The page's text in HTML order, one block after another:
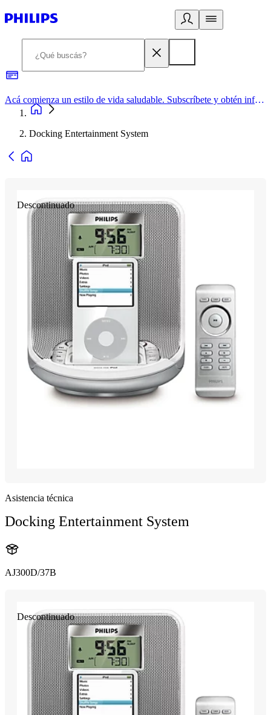
Acá comienza un estilo de vida saludable. Subscríbete y obtén información de primera mano
Docking Entertainment System
Descontinuado
Asistencia técnica
Docking Entertainment System
AJ300D/37B
Descontinuado